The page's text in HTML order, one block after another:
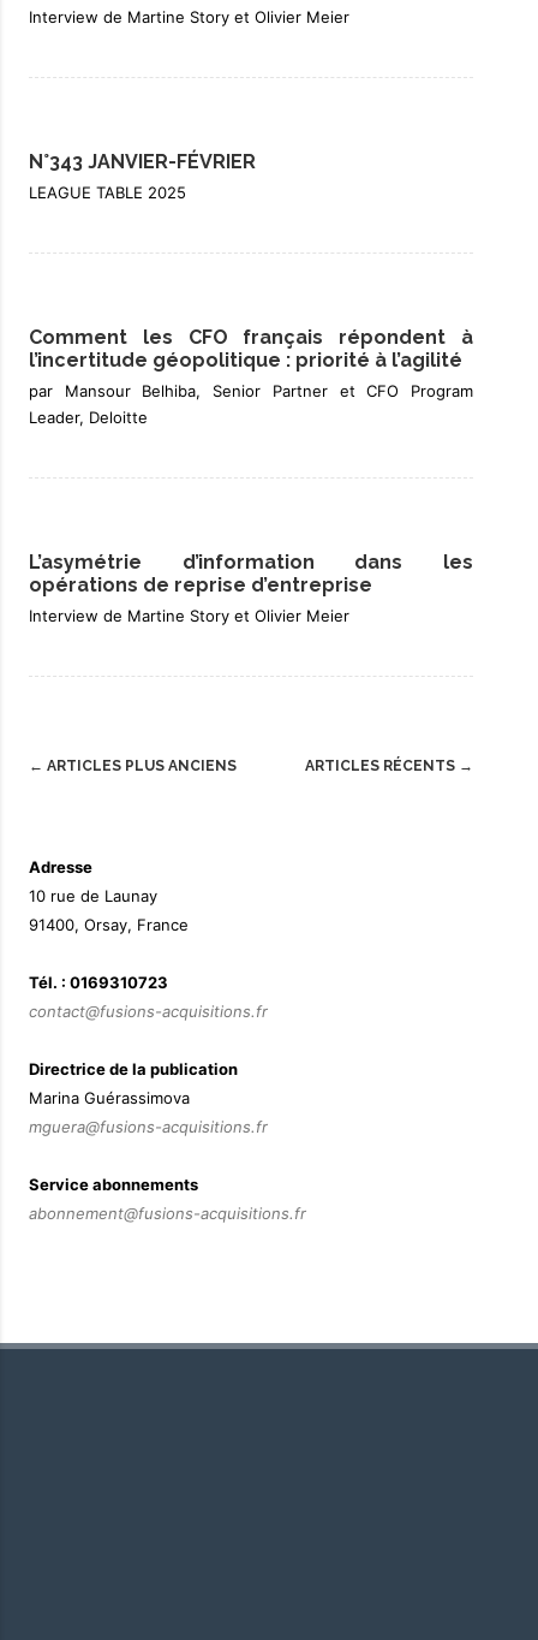
Interview de Martine Story et Olivier Meier
N°343 JANVIER-FÉVRIER
LEAGUE TABLE 2025
Comment les CFO français répondent à
l’incertitude géopolitique : priorité à l’agilité
par Mansour Belhiba, Senior Partner et CFO Program
Leader, Deloitte
L’asymétrie d’information dans les
opérations de reprise d’entreprise
Interview de Martine Story et Olivier Meier
Post
← ARTICLES PLUS ANCIENS ARTICLES RÉCENTS →
Adresse
10 rue de Launay
91400, Orsay, France
Tél. : 0169310723
contact@fusions-acquisitions.fr
Directrice de la publication
Marina Guérassimova
mguera@fusions-acquisitions.fr
Service abonnements
abonnement@fusions-acquisitions.fr